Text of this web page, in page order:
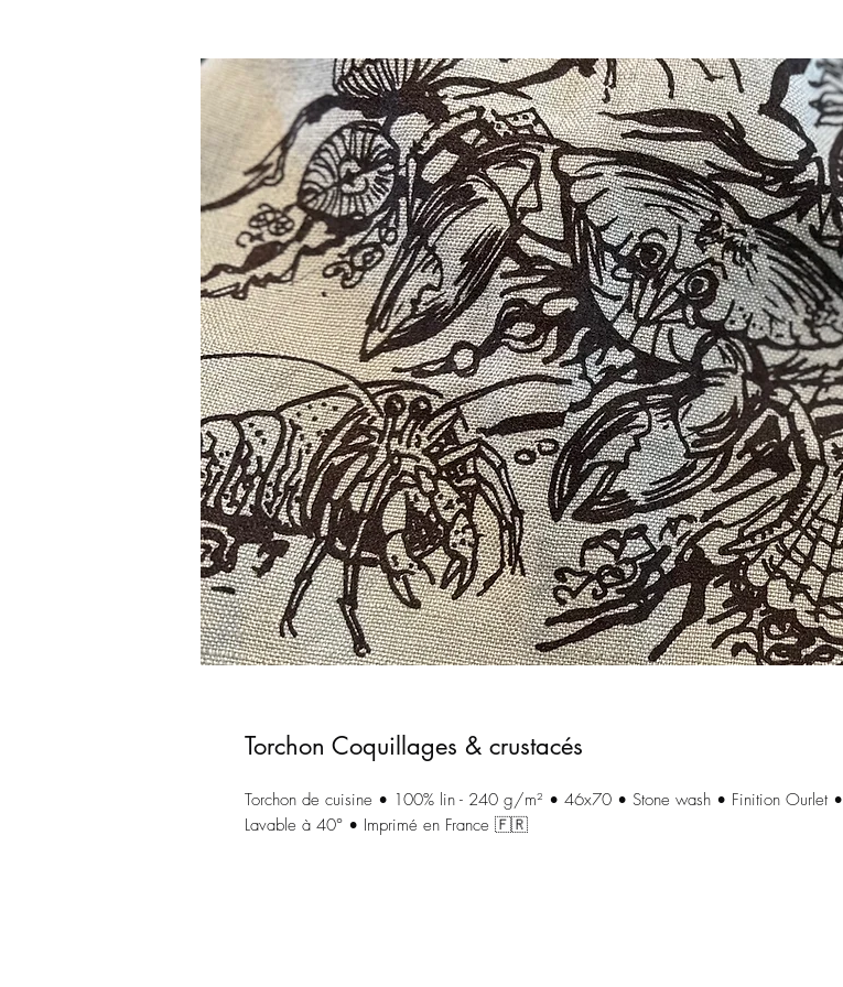
Torchon Coquillages & crustacés
Torchon de cuisine • 100% lin - 240 g/m² • 46x70 • Stone wash • Finition Ourlet •
Lavable à 40° • Imprimé en France 🇫🇷